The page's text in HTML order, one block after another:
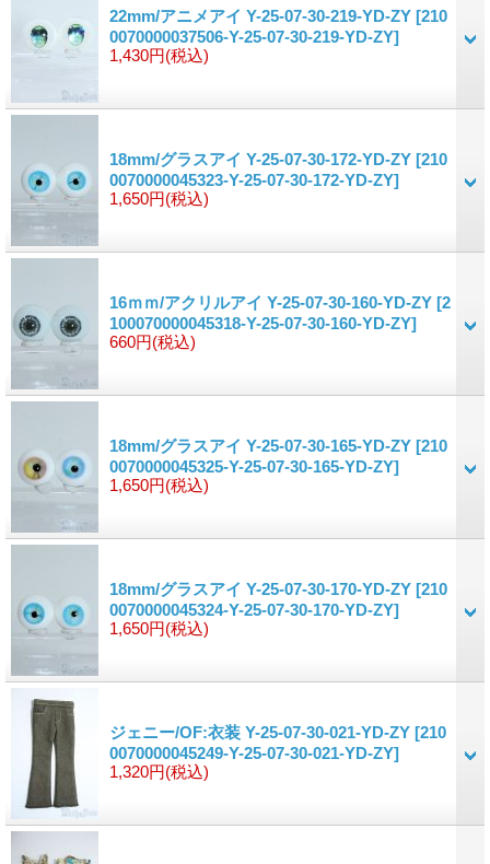
22mm/アニメアイ Y-25-07-30-219-YD-ZY [210
0070000037506-Y-25-07-30-219-YD-ZY]
1,430円(税込)
18mm/グラスアイ Y-25-07-30-172-YD-ZY [210
0070000045323-Y-25-07-30-172-YD-ZY]
1,650円(税込)
16ｍｍ/アクリルアイ Y-25-07-30-160-YD-ZY [2
100070000045318-Y-25-07-30-160-YD-ZY]
660円(税込)
18mm/グラスアイ Y-25-07-30-165-YD-ZY [210
0070000045325-Y-25-07-30-165-YD-ZY]
1,650円(税込)
18mm/グラスアイ Y-25-07-30-170-YD-ZY [210
0070000045324-Y-25-07-30-170-YD-ZY]
1,650円(税込)
ジェニー/OF:衣装 Y-25-07-30-021-YD-ZY [210
0070000045249-Y-25-07-30-021-YD-ZY]
1,320円(税込)